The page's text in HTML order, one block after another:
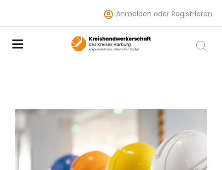
Anmelden oder Registrieren